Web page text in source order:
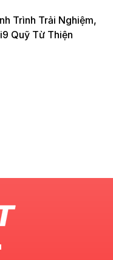
Trình Trải Nghiệm,
Quỹ Từ Thiện